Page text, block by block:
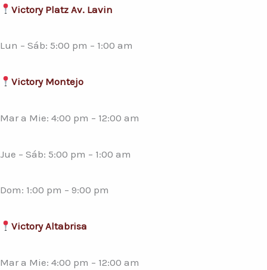
Victory Platz Av. Lavin
Lun – Sáb: 5:00 pm – 1:00 am
Victory Montejo
Mar a Mie: 4:00 pm – 12:00 am
Jue – Sáb: 5:00 pm – 1:00 am
Dom: 1:00 pm – 9:00 pm
Victory Altabrisa
Mar a Mie: 4:00 pm – 12:00 am